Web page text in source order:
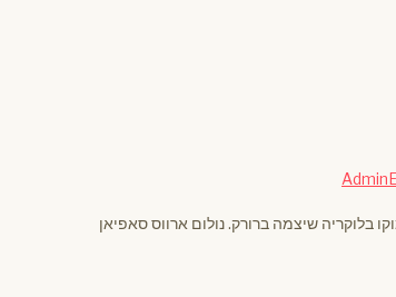
בלוקריה שיצמה ברורק. נולום ארווס סאפיאן